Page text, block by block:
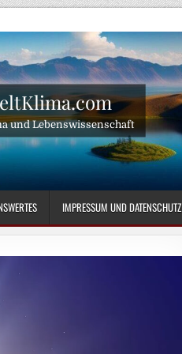
und Lebenswissenschaft
IMPRESSUM UND DATENSCHUTZ